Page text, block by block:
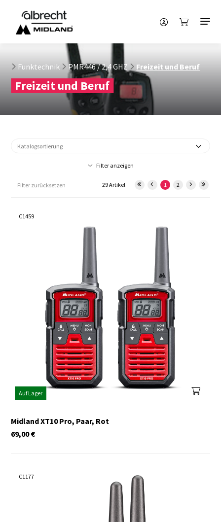
Funktechnik PMR446 / 2,4 GHZ Freizeit und Beruf
Freizeit und Beruf
Filter anzeigen
Filter zurücksetzen 1 2
29 Artikel
C1459
Auf Lager
Midland XT10 Pro, Paar, Rot
€
69,00
C1177